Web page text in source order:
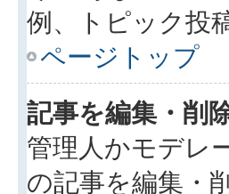
例、トピック投
ページトップ
記事を編集・削
管理人かモデレ
の記事を編集・